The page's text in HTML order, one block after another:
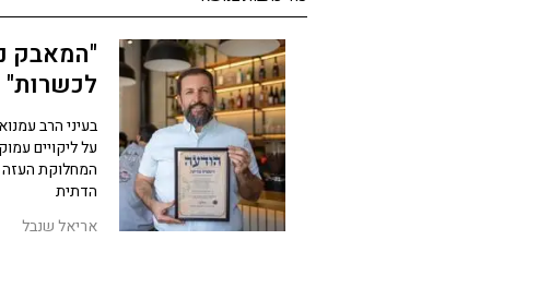
"המאבק
לכשרות"
בעיני הרב
על ליקויים
המחלוקת העזה
הדתית
אריאל שנבל